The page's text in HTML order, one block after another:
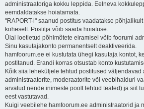
administraatoriga kokku leppida. Eelneva
eemdaldatakse hoiatamata.
"RAPORT-i" saanud postitus vaadatakse
koheselt. Postitja võib saada hoiatuse.
Ülal loetletud põhimõtete eiramisel võib foorumi
Sinu kasutajakonto permanentselt deaktiveerida.
hamfoorum.ee ei kustutata ühegi kasutaja kontot,
postitanud. Erandi korras otsustab konto
Kõik siia leheküljele tehtud postitused väljendavad
administraatorite, moderaatorite või veebihalduri
arvatud nende inimeste poolt tehtud teated) ja siit
eest vastutavad.
Kuigi veebilehe hamfoorum.ee administraatorid ja